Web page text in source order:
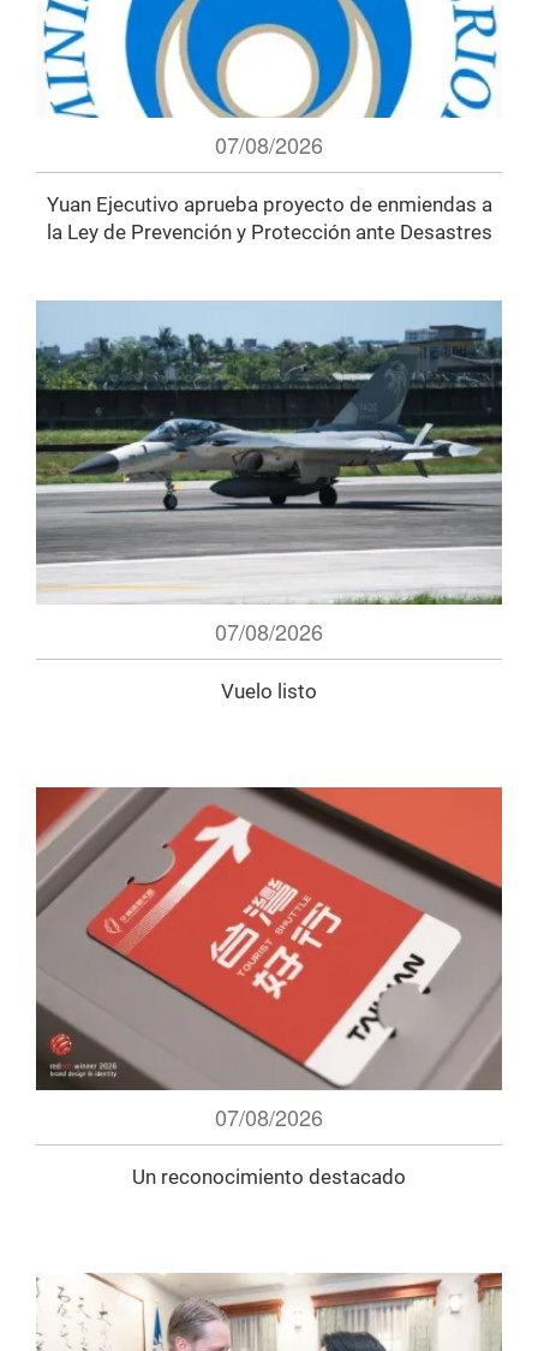
07/08/2026
Yuan Ejecutivo aprueba proyecto de enmiendas a
la Ley de Prevención y Protección ante Desastres
07/08/2026
Vuelo listo
07/08/2026
Un reconocimiento destacado